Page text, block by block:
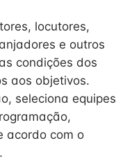
locutores,
e outros
condições dos
aos objetivos.
seleciona equipes
acordo com o